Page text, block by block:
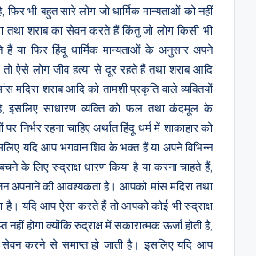
फिर भी बहुत सारे लोग जो धार्मिक मान्यताओं को नहीं
तथा शराब का सेवन करते हैं किंतु जो लोग किसी भी
हैं या फिर हिंदू धार्मिक मान्यताओं के अनुसार अपने
तो ऐसे लोग जीव हत्या से दूर रहते हैं तथा शराब आदि
मदिरा शराब आदि को तामशी प्रकृति वाले व्यक्तियों
इसलिए साधारण व्यक्ति को फल तथा कंदमूल के
रहना चाहिए अर्थात हिंदू धर्म में शाकाहार को
यदि आप भगवान शिव के भक्त हैं या अपने विभिन्न
के लिए रुद्राक्ष धारण किया है या करना चाहते हैं,
अपनाने की आवश्यकता है। आपको मांस मदिरा तथा
है। यदि आप ऐसा करते हैं तो आपको कोई भी रुद्राक्ष
होगा क्योंकि रुद्राक्ष में सकारात्मक ऊर्जा होती है,
सेवन करने से समाप्त हो जाती है। इसलिए यदि आप